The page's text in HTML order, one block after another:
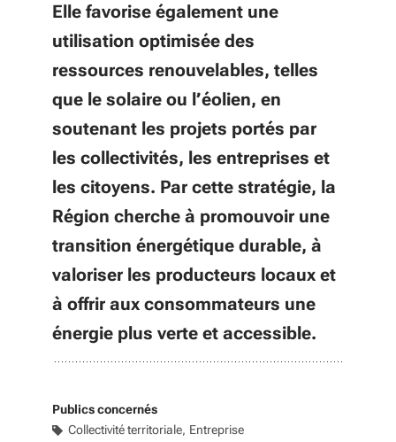
Elle favorise également une
utilisation optimisée des
ressources renouvelables, telles
que le solaire ou l’éolien, en
soutenant les projets portés par
les collectivités, les entreprises et
les citoyens. Par cette stratégie, la
Région cherche à promouvoir une
transition énergétique durable, à
valoriser les producteurs locaux et
à offrir aux consommateurs une
énergie plus verte et accessible.
Publics concernés
Collectivité territoriale Entreprise